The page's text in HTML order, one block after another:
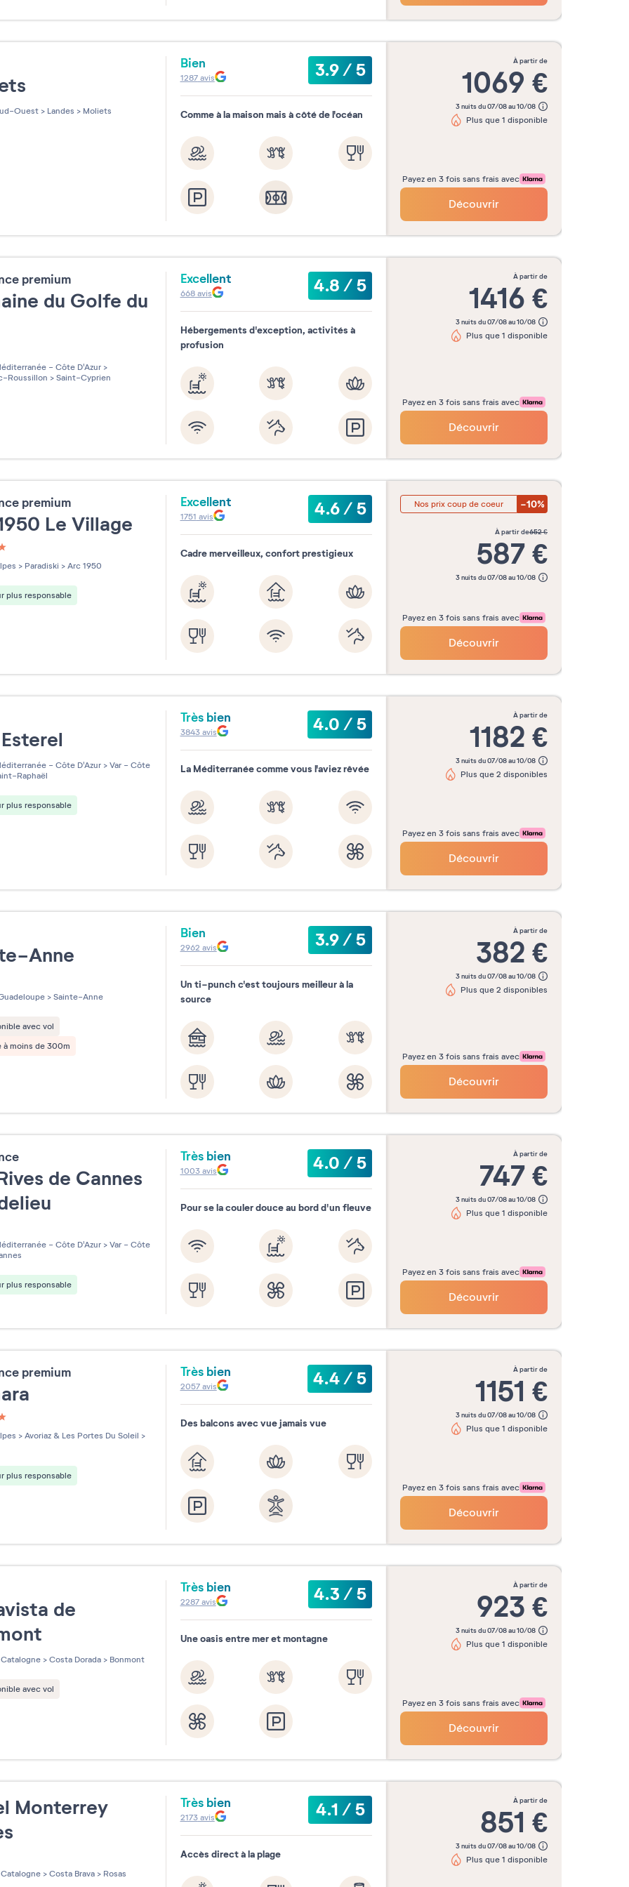
2026
Octobre
2026
Novembre
2026
Réinitialiser Valider mes dates
Ouest > Landes > Moliets
Bien 3.9/5
1287avis
Comme à la maison mais à côté de l'océan
à partir de
1069 €
3 nuits du 07/08 au 10/08
Plus que 1 disponible
Payez en 3 fois sans frais avec
Découvrir
premium
du Golfe du
sur 5 - Côte D'Azur >
Roussillon > Saint-Cyprien
Excellent 4.8/5
668avis
Hébergements d'exception, activités à
profusion
à partir de
1416 €
3 nuits du 07/08 au 10/08
Plus que 1 disponible
Payez en 3 fois sans frais avec
Découvrir
premium
Le Village
sur 5
> Paradiski > Arc 1950
plus responsable
Excellent 4.6/5
1751 avis
Cadre merveilleux, confort prestigieux
Nos prix coup de coeur -10%
à partir de652€
587€
3 nuits du 07/08 au 10/08
Payez en 3 fois sans frais avec
Découvrir
- Côte D'Azur > Var - Côte
Raphaël
plus responsable
Très bien 4.0/5
3843avis
La Méditerranée comme vous l'aviez rêvée
à partir de
1182 €
3 nuits du 07/08 au 10/08
Plus que 2 disponibles
Payez en 3 fois sans frais avec
Découvrir
Anne
sur 5 > Sainte-Anne
avec vol
à moins de 300m
Bien 3.9/5
2962 avis
Un ti-punch c'est toujours meilleur à la
source
à partir de
382 €
3 nuits du 07/08 au 10/08
Plus que 2 disponibles
Payez en 3 fois sans frais avec
Découvrir
de Cannes
sur 5 - Côte D'Azur > Var - Côte
plus responsable
Très bien 4.0/5
1003avis
Pour se la couler douce au bord d'un fleuve
à partir de
747€
3 nuits du 07/08 au 10/08
Plus que 1 disponible
Payez en 3 fois sans frais avec
Découvrir
premium
sur 5
> Avoriaz & Les Portes Du Soleil >
plus responsable
Très bien 4.4/5
2057avis
Des balcons avec vue jamais vue
à partir de
1151 €
3 nuits du 07/08 au 10/08
Plus que 1 disponible
Payez en 3 fois sans frais avec
Découvrir
de
Catalogne > Costa Dorada > Bonmont
avec vol
Très bien 4.3/5
2287avis
Une oasis entre mer et montagne
à partir de
923 €
3 nuits du 07/08 au 10/08
Plus que 1 disponible
Payez en 3 fois sans frais avec
Découvrir
Monterrey
sur 5
Catalogne > Costa Brava > Rosas
Très bien 4.1/5
2173avis
Accès direct à la plage
à partir de
851 €
3 nuits du 07/08 au 10/08
Plus que 1 disponible